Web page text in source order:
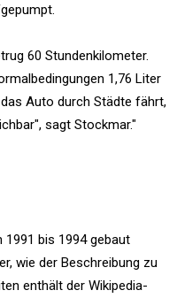
60 Stundenkilometer.
1,76 Liter
Auto durch Städte fährt,
sagt Stockmar."
1991 bis 1994 gebaut
wie der Beschreibung zu
enthält der Wikipedia-